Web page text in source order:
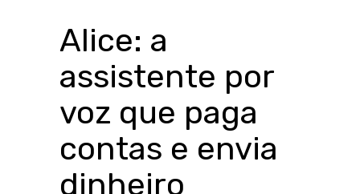
Alice: a
assistente por
voz que paga
contas e envia
dinheiro